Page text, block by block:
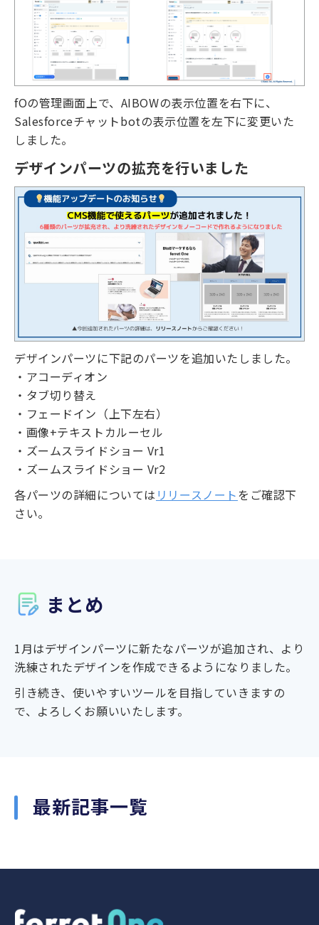
fOの管理画面上で、AIBOWの表示位置を右下に、
Salesforceチャットbotの表示位置を左下に変更いた
しました。
デザインパーツの拡充を行いました
デザインパーツに下記のパーツを追加いたしました。
・アコーディオン
・タブ切り替え
・フェードイン（上下左右）
・画像+テキストカルーセル
・ズームスライドショー Vr1
・ズームスライドショー Vr2
各パーツの詳細については リリースノートをご確認下
さい。
まとめ
1月はデザインパーツに新たなパーツが追加され、より
洗練されたデザインを作成できるようになりました。
引き続き、使いやすいツールを目指していきますの
で、よろしくお願いいたします。
最新記事一覧